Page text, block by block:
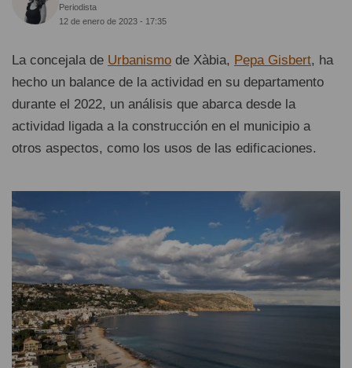
Periodista
12 de enero de 2023 - 17:35
La concejala de Urbanismo de Xàbia, Pepa Gisbert, ha
hecho un balance de la actividad en su departamento
durante el 2022, un análisis que abarca desde la
actividad ligada a la construcción en el municipio a
otros aspectos, como los usos de las edificaciones.